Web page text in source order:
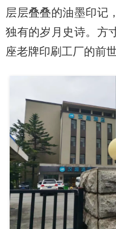
层层叠叠的油墨印记
独有的岁月史诗。方
座老牌印刷工厂的前世